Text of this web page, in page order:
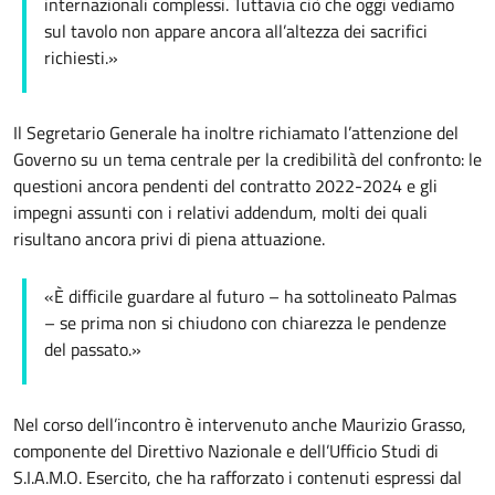
sul tavolo non appare ancora all’altezza dei sacrifici
richiesti.»
Il Segretario Generale ha inoltre richiamato l’attenzione del
Governo su un tema centrale per la credibilità del confronto: le
questioni ancora pendenti del contratto 2022-2024 e gli
impegni assunti con i relativi addendum, molti dei quali
risultano ancora privi di piena attuazione.
«È difficile guardare al futuro – ha sottolineato Palmas
– se prima non si chiudono con chiarezza le pendenze
del passato.»
Nel corso dell’incontro è intervenuto anche Maurizio Grasso,
componente del Direttivo Nazionale e dell’Ufficio Studi di
S.I.A.M.O. Esercito, che ha rafforzato i contenuti espressi dal